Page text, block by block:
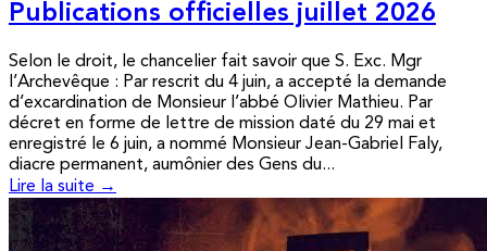
Publications officielles juillet 2026
Selon le droit, le chancelier fait savoir que S. Exc. Mgr
l’Archevêque : Par rescrit du 4 juin, a accepté la demande
d’excardination de Monsieur l’abbé Olivier Mathieu. Par
décret en forme de lettre de mission daté du 29 mai et
enregistré le 6 juin, a nommé Monsieur Jean-Gabriel Faly,
diacre permanent, aumônier des Gens du...
Lire la suite →